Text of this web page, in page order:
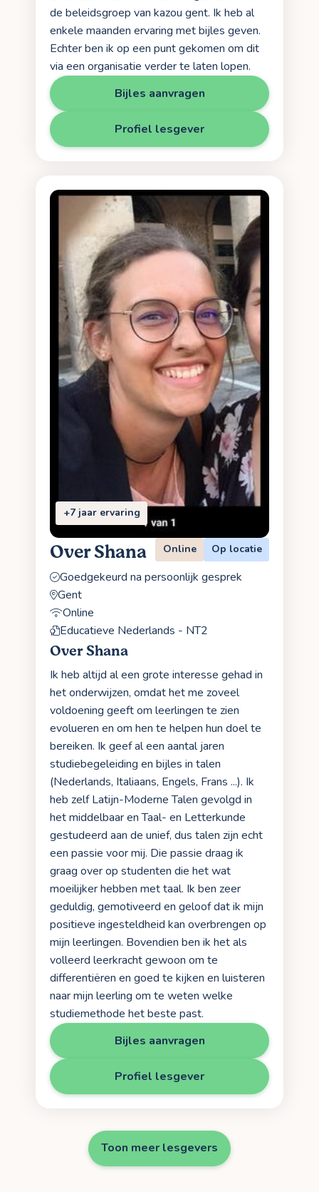
de beleidsgroep van kazou gent. Ik heb al
enkele maanden ervaring met bijles geven.
Echter ben ik op een punt gekomen om dit
via een organisatie verder te laten lopen.
Bijles aanvragen
Profiel lesgever
+7 jaar ervaring
Over Shana Online Op locatie
Goedgekeurd na persoonlijk gesprek
Gent
Online
Educatieve Nederlands - NT2
Over Shana
Ik heb altijd al een grote interesse gehad in
het onderwijzen, omdat het me zoveel
voldoening geeft om leerlingen te zien
evolueren en om hen te helpen hun doel te
bereiken. Ik geef al een aantal jaren
studiebegeleiding en bijles in talen
(Nederlands, Italiaans, Engels, Frans ...). Ik
heb zelf Latijn-Moderne Talen gevolgd in
het middelbaar en Taal- en Letterkunde
gestudeerd aan de unief, dus talen zijn echt
een passie voor mij. Die passie draag ik
graag over op studenten die het wat
moeilijker hebben met taal. Ik ben zeer
geduldig, gemotiveerd en geloof dat ik mijn
positieve ingesteldheid kan overbrengen op
mijn leerlingen. Bovendien ben ik het als
volleerd leerkracht gewoon om te
differentiëren en goed te kijken en luisteren
naar mijn leerling om te weten welke
studiemethode het beste past.
Bijles aanvragen
Profiel lesgever
Toon meer lesgevers